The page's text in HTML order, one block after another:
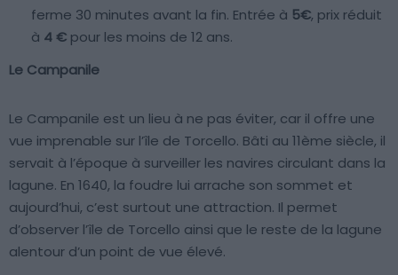
ferme 30 minutes avant la fin. Entrée à 5€, prix réduit
à 4 € pour les moins de 12 ans.
Le Campanile
Le Campanile est un lieu à ne pas éviter, car il offre une
vue imprenable sur l’île de Torcello. Bâti au 11ème siècle, il
servait à l’époque à surveiller les navires circulant dans la
lagune. En 1640, la foudre lui arrache son sommet et
aujourd’hui, c’est surtout une attraction. Il permet
d’observer l’île de Torcello ainsi que le reste de la lagune
alentour d’un point de vue élevé.